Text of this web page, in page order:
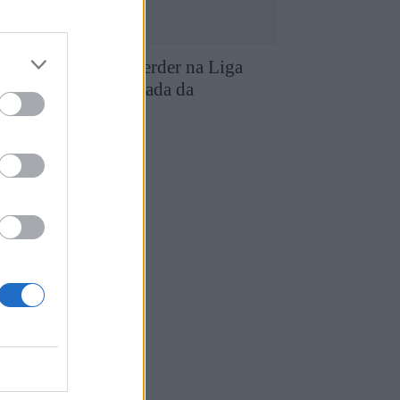
Chaves entra a perder na Liga
Super com goleada da